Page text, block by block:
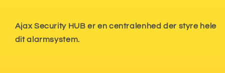
Ajax Security HUB er en centralenhed der styre hele
dit alarmsystem.